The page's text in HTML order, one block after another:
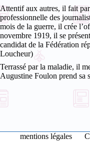
Attentif aux autres, il fait
professionnelle des
mois de la guerre, il crée
novembre 1919, il se
candidat de la Fédération
Loucheur)
Terrassé par la maladie, il
Augustine Foulon prend sa
mentions légales